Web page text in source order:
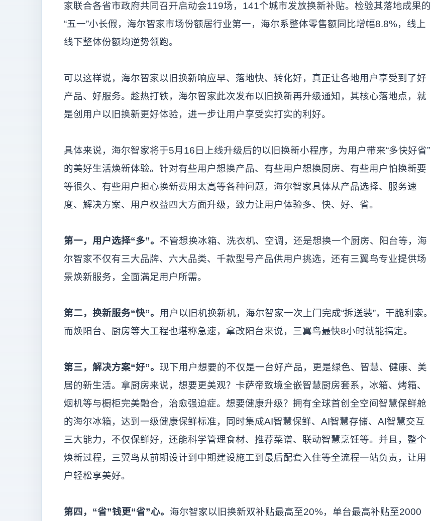
家联合各省市政府共同召开启动会119场，141个城市发放换新补贴。检验其落地成果的
“五一”小长假，海尔智家市场份额居行业第一，海尔系整体零售额同比增幅8.8%，线上
线下整体份额均逆势领跑。
可以这样说，海尔智家以旧换新响应早、落地快、转化好，真正让各地用户享受到了好
产品、好服务。趁热打铁，海尔智家此次发布以旧换新再升级通知，其核心落地点，就
是创用户以旧换新更好体验，进一步让用户享受实打实的利好。
具体来说，海尔智家将于5月16日上线升级后的以旧换新小程序，为用户带来“多快好省”
的美好生活焕新体验。针对有些用户想换产品、有些用户想换厨房、有些用户怕换新要
等很久、有些用户担心换新费用太高等各种问题，海尔智家具体从产品选择、服务速
度、解决方案、用户权益四大方面升级，致力让用户体验多、快、好、省。
第一，用户选择“多”。 不管想换冰箱、洗衣机、空调，还是想换一个厨房、阳台等，海
尔智家不仅有三大品牌、六大品类、千款型号产品供用户挑选，还有三翼鸟专业提供场
景焕新服务，全面满足用户所需。
第二，换新服务“快”。 用户以旧机换新机，海尔智家一次上门完成“拆送装”，干脆利索。
而焕阳台、厨房等大工程也堪称急速，拿改阳台来说，三翼鸟最快8小时就能搞定。
第三，解决方案“好”。 现下用户想要的不仅是一台好产品，更是绿色、智慧、健康、美
居的新生活。拿厨房来说，想要更美观？卡萨帝致境全嵌智慧厨房套系，冰箱、烤箱、
烟机等与橱柜完美融合，治愈强迫症。想要健康升级？拥有全球首创全空间智慧保鲜舱
的海尔冰箱，达到一级健康保鲜标准，同时集成AI智慧保鲜、AI智慧存储、AI智慧交互
三大能力，不仅保鲜好，还能科学管理食材、推荐菜谱、联动智慧烹饪等。并且，整个
焕新过程，三翼鸟从前期设计到中期建设施工到最后配套入住等全流程一站负责，让用
户轻松享美好。
第四，“省”钱更“省”心。 海尔智家以旧换新双补贴最高至20%，单台最高补贴至2000